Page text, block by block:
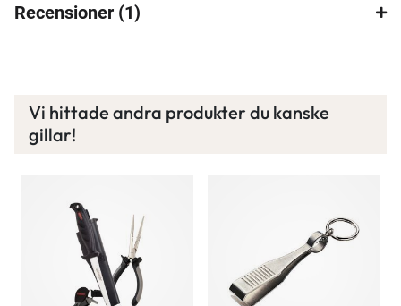
varje månad och mycket mer. Spara tusenlappar
Läs mer här
Recensioner 1
Vi hittade andra produkter du kanske
gillar!